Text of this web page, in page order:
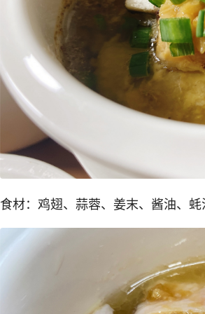
食材：鸡翅、蒜蓉、姜末、酱油、